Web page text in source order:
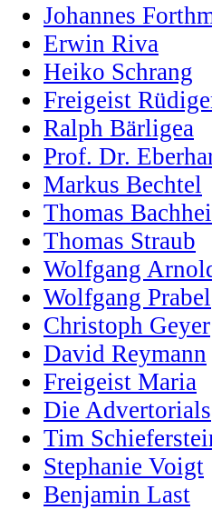
Johannes
Erwin Riva
Heiko Schrang
Freigeist
Ralph Bärligea
Prof. Dr.
Markus Bechtel
Thomas
Thomas Straub
Wolfgang
Wolfgang Prabel
Christoph Geyer
David Reymann
Freigeist Maria
Die Advertorials
Tim
Stephanie Voigt
Benjamin Last